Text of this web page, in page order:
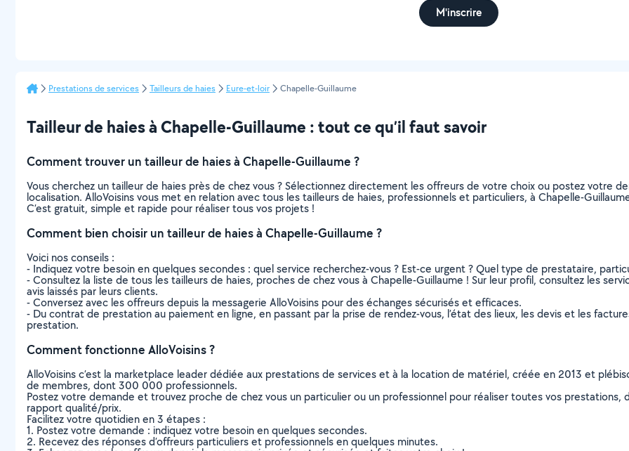
M'inscrire
Prestations de services Tailleurs de haies Eure-et-loir Chapelle-Guillaume
Tailleur de haies à Chapelle-Guillaume : tout ce qu’il faut savoir
Comment trouver un tailleur de haies à Chapelle-Guillaume ?
Vous cherchez un tailleur de haies près de chez vous ? Sélectionnez directement les offreurs de votre choix ou postez votre
localisation. AlloVoisins vous met en relation avec tous les tailleurs de haies, professionnels et particuliers, à Chapelle-
C’est gratuit, simple et rapide pour réaliser tous vos projets !
Comment bien choisir un tailleur de haies à Chapelle-Guillaume ?
Voici nos conseils :
- Indiquez votre besoin en quelques secondes : quel service recherchez-vous ? Est-ce urgent ? Quel type de prestataire,
- Consultez la liste de tous les tailleurs de haies, proches de chez vous à Chapelle-Guillaume ! Sur leur profil, consultez les
avis laissés par leurs clients.
- Conversez avec les offreurs depuis la messagerie AlloVoisins pour des échanges sécurisés et efficaces.
- Du contrat de prestation au paiement en ligne, en passant par la prise de rendez-vous, l’état des lieux, les devis et les
prestation.
Comment fonctionne AlloVoisins ?
AlloVoisins c’est la marketplace leader dédiée aux prestations de services et à la location de matériel, créée en 2013 et
de membres, dont 300 000 professionnels.
Postez votre demande et trouvez proche de chez vous un particulier ou un professionnel pour réaliser toutes vos
rapport qualité/prix.
Facilitez votre quotidien en 3 étapes :
1. Postez votre demande : indiquez votre besoin en quelques secondes.
2. Recevez des réponses d’offreurs particuliers et professionnels en quelques minutes.